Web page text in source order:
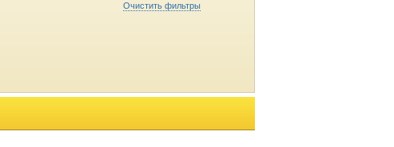
Очистить фильтры